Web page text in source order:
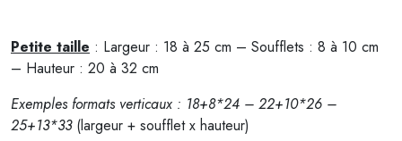
Petite taille : Largeur : 18 à 25 cm – Soufflets : 8 à 10 cm
– Hauteur : 20 à 32 cm
Exemples formats verticaux : 18+8*24 – 22+10*26 –
25+13*33 (largeur + soufflet x hauteur)